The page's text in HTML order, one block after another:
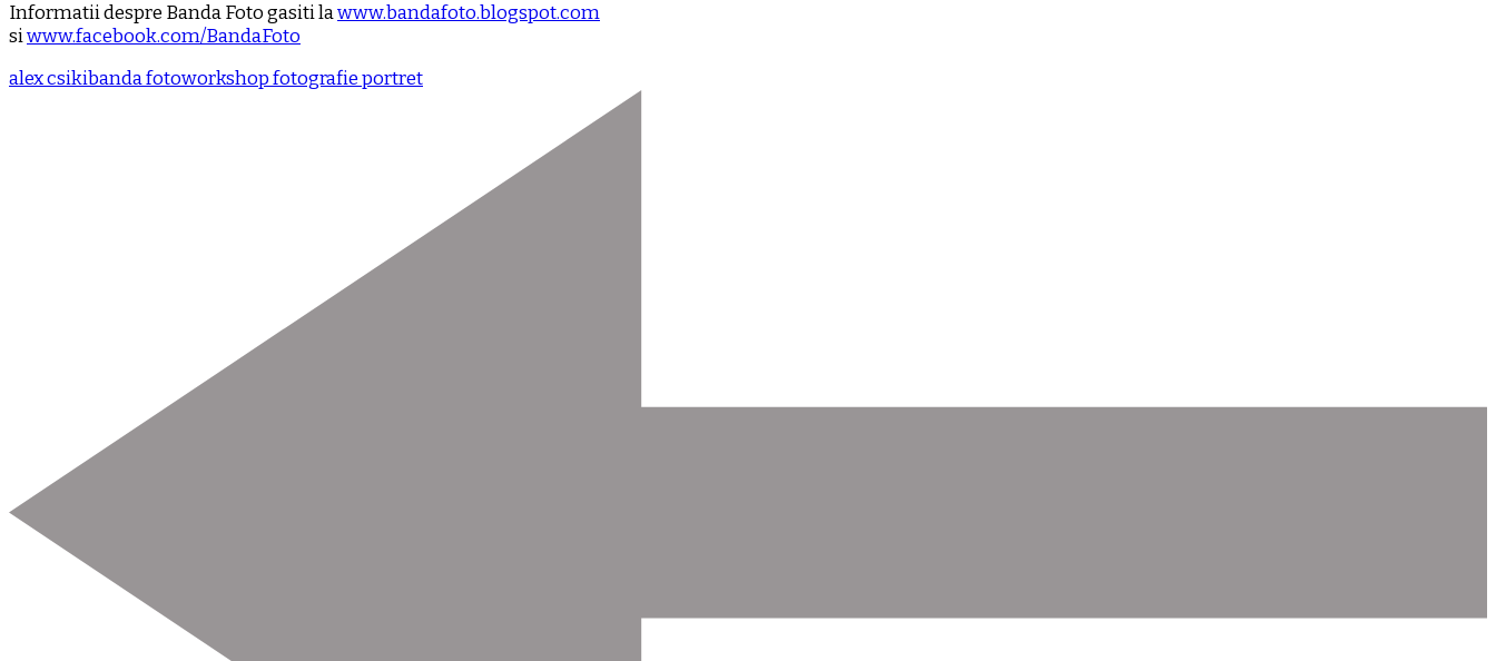
Informatii despre Banda Foto gasiti lawww.bandafoto.blogspot.com
siwww.facebook.com/BandaFoto
alex csikibanda fotoworkshop fotografie portret